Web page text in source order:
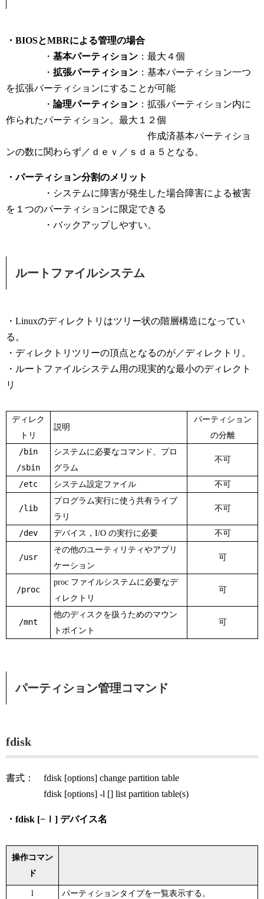
・BIOSとMBRによる管理の場合
・ 基本パーティション ：最大４個
・ 拡張パーティション ：基本パーティション一つ
を拡張パーティションにすることが可能
・ 論理パーティション ：拡張パーティション内に
作られたパーティション。最大１２個
作成済基本パーティショ
ンの数に関わらず／ｄｅｖ／ｓｄａ５となる。
・パーティション分割のメリット
・システムに障害が発生した場合障害による被害
を１つのパーティションに限定できる
・バックアップしやすい。
ルートファイルシステム
・Linuxのディレクトリはツリー状の階層構造になってい
る。
・ディレクトリツリーの頂点となるのが／ディレクトリ。
・ルートファイルシステム用の現実的な最小のディレクト
リ
ディレク
トリ
説明
パーティション
の分離
/bin
/sbin
システムに必要なコマンド、プロ
グラム
不可
/etc システム設定ファイル 不可
/lib
プログラム実行に使う共有ライブ
ラリ
不可
/dev デバイス，I/O の実行に必要 不可
/usr
その他のユーティリティやアプリ
ケーション
可
/proc
proc ファイルシステムに必要なデ
ィレクトリ
可
/mnt
他のディスクを扱うためのマウン
トポイント
可
パーティション管理コマンド
fdisk
書式： fdisk [options] change partition table
fdisk [options] -l [] list partition table(s)
・fdisk [−ｌ] デバイス名
操作コマン
ド
l
パーティションタイプを一覧表示する。